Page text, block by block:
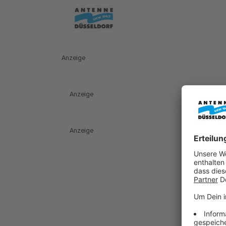
Anzeige
Anzeige
Anzeige